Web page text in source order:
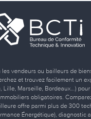
les vendeurs ou bailleurs de
et trouvez facilement un
Lille, Marseille, Bordeaux…)
obligatoires.
offre parmi plus de 300
Énergétique), diagnostic